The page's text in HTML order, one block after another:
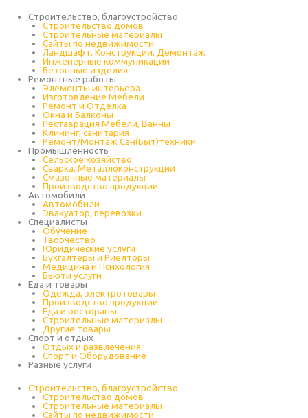
Строительство, благоустройство
Строительство домов
Строительные материалы
Сайты по недвижимости
Ландшафт, Конструкции, Демонтаж
Инженерные коммуникации
Бетонные изделия
Ремонтные работы
Элементы интерьера
Изготовление Мебели
Ремонт и Отделка
Окна и Балконы
Реставрация Мебели, Ванны
Клининг, санитария
Ремонт/Монтаж Сан(Быт)техники
Промышленность
Cельское хозяйство
Сварка, Металлоконструкции
Cмазочные материалы
Производство продукции
Автомобили
Автомобили
Эвакуатор, перевозки
Специалисты
Обучение
Творчество
Юридические услуги
Бухгалтеры и Риелторы
Медицина и Психология
Бьюти услуги
Еда и товары
Одежда, электротовары
Производство продукции
Еда и рестораны
Строительные материалы
Другие товары
Спорт и отдых
Отдых и развлечения
Спорт и Оборудование
Разные услуги
Строительство, благоустройство
Строительство домов
Строительные материалы
Сайты по недвижимости